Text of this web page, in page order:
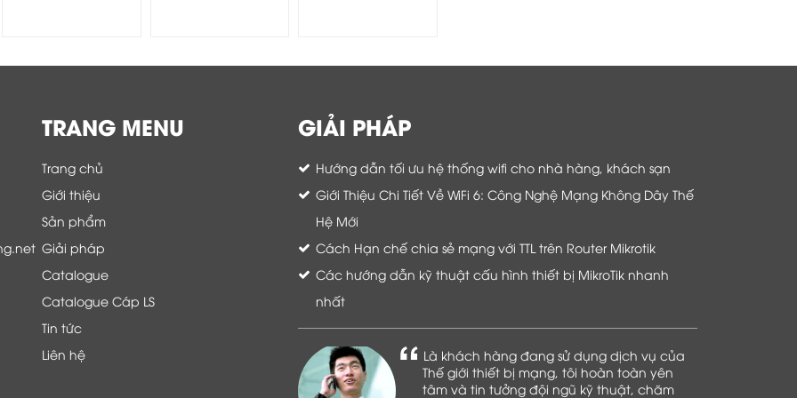
TRANG MENU
Trang chủ
Giới thiệu
Sản phẩm
Giải pháp
Catalogue
Catalogue Cáp LS
Tin tức
Liên hệ
GIẢI PHÁP
Hướng dẫn tối ưu hệ thống wifi cho nhà hàng, khách sạn
Giới Thiệu Chi Tiết Về WiFi 6: Công Nghệ Mạng Không Dây Thế
Hệ Mới
Cách Hạn chế chia sẻ mạng với TTL trên Router Mikrotik
Các hướng dẫn kỹ thuật cấu hình thiết bị MikroTik nhanh
nhất
Là khách hàng đang sử dụng dịch vụ của
Là khách hàng đang sử dụng dịch vụ của
Thế giới thiết bị mạng, tôi hoàn toàn yên
tâm và tin tưởng đội ngũ kỹ thuật, chăm